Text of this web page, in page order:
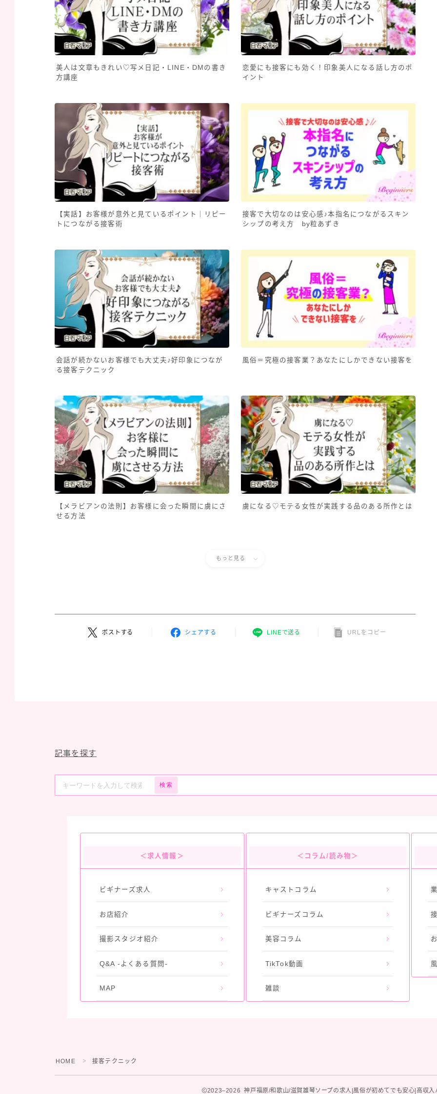
美人は文章もきれい♡写メ日記・LINE・DMの書き
方講座
恋愛にも接客にも効く！印象美人になる話し方のポ
イント
【実話】お客様が意外と見ているポイント｜リピー
トにつながる接客術
接客で大切なのは安心感♪本指名につながるスキン
シップの考え方 by粒あずき
会話が続かないお客様でも大丈夫♪好印象につなが
る接客テクニック
風俗＝究極の接客業？あなたにしかできない接客を
【メラビアンの法則】お客様に会った瞬間に虜にさ
せる方法
虜になる♡モテる女性が実践する品のある所作とは
もっと見る
ポストする シェアする LINEで送る URLをコピー
記事を探す
検索
＜求人情報＞
ビギナーズ求人
お店紹介
撮影スタジオ紹介
Q&A -よくある質問-
MAP
＜コラム/読み物＞
キャストコラム
ビギナーズコラム
美容コラム
TikTok動画
雑談
HOME ＞ 接客テクニック
2023–2026 神戸福原/和歌山/滋賀雄琴ソープの求人|風俗が初めてでも安心|高収入